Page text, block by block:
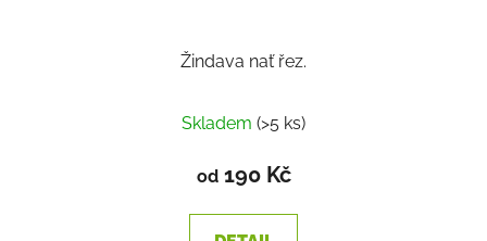
Žindava nať řez.
Skladem (>5 ks)
od190 Kč